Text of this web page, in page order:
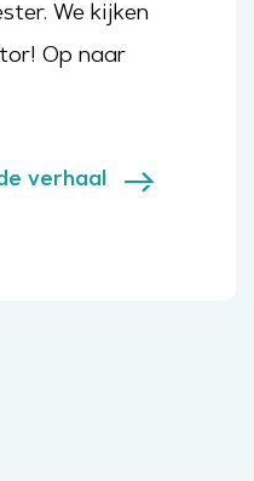
We kijken
Op naar
verhaal